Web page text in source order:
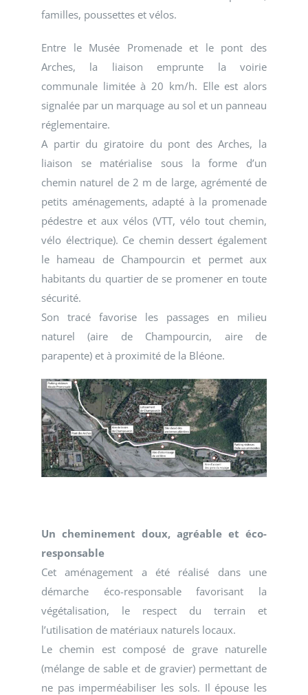
familles, poussettes et vélos.
Entre le Musée Promenade et le pont des
Arches, la liaison emprunte la voirie
communale limitée à 20 km/h. Elle est alors
signalée par un marquage au sol et un panneau
réglementaire.
A partir du giratoire du pont des Arches, la
liaison se matérialise sous la forme d’un
chemin naturel de 2 m de large, agrémenté de
petits aménagements, adapté à la promenade
pédestre et aux vélos (VTT, vélo tout chemin,
vélo électrique). Ce chemin dessert également
le hameau de Champourcin et permet aux
habitants du quartier de se promener en toute
sécurité.
Son tracé favorise les passages en milieu
naturel (aire de Champourcin, aire de
parapente) et à proximité de la Bléone.
Un cheminement doux, agréable et éco-
responsable
Cet aménagement a été réalisé dans une
démarche éco-responsable favorisant la
végétalisation, le respect du terrain et
l’utilisation de matériaux naturels locaux.
Le chemin est composé de grave naturelle
(mélange de sable et de gravier) permettant de
ne pas imperméabiliser les sols. Il épouse les